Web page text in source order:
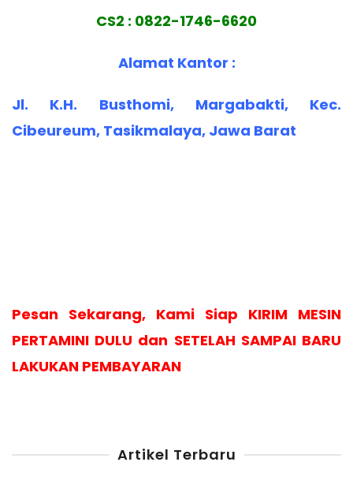
CS2 : 0822-1746-6620
Alamat Kantor :
Jl. K.H. Busthomi, Margabakti, Kec.
Cibeureum, Tasikmalaya, Jawa Barat
Pesan Sekarang, Kami Siap KIRIM MESIN
PERTAMINI DULU dan SETELAH SAMPAI BARU
LAKUKAN PEMBAYARAN
Artikel Terbaru